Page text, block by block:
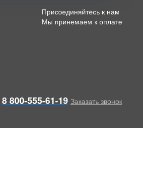
Присоединяйтесь к нам
Мы принемаем к оплате
8 800-555-61-19 Заказать звонок